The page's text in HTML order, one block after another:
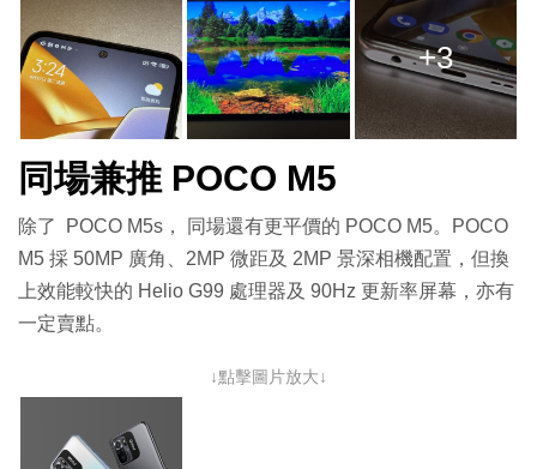
+3
同場兼推 POCO M5
除了 POCO M5s， 同場還有更平價的 POCO M5。POCO
M5 採 50MP 廣角、2MP 微距及 2MP 景深相機配置，但換
上效能較快的 Helio G99 處理器及 90Hz 更新率屏幕，亦有
一定賣點。
↓點擊圖片放大↓